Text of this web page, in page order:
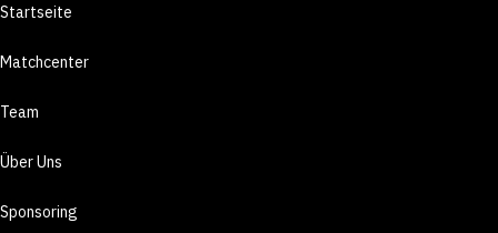
Startseite
Matchcenter
Team
Über Uns
Sponsoring